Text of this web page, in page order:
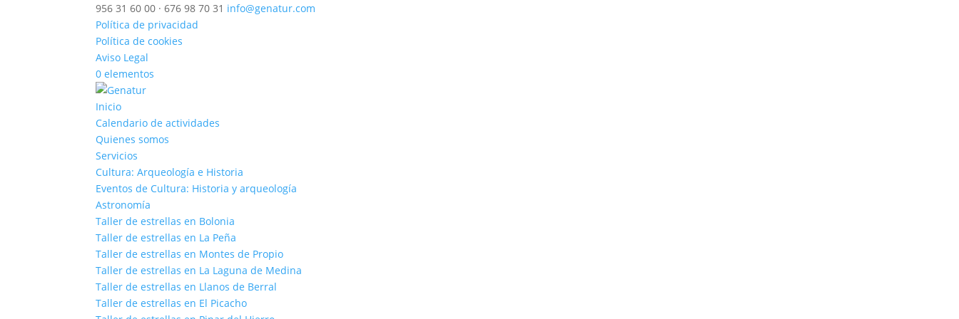
956 31 60 00 · 676 98 70 31 info@genatur.com
Política de privacidad
Política de cookies
Aviso Legal
0 elementos
Inicio
Calendario de actividades
Quienes somos
Servicios
Cultura: Arqueología e Historia
Eventos de Cultura: Historia y arqueología
Astronomía
Taller de estrellas en Bolonia
Taller de estrellas en La Peña
Taller de estrellas en Montes de Propio
Taller de estrellas en La Laguna de Medina
Taller de estrellas en Llanos de Berral
Taller de estrellas en El Picacho